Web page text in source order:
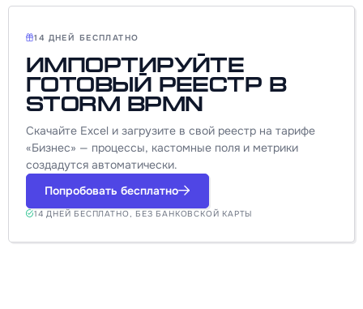
14 ДНЕЙ БЕСПЛАТНО
Импортируйте
готовый реестр в
Storm BPMN
Скачайте Excel и загрузите в свой реестр на тарифе
«Бизнес» — процессы, кастомные поля и метрики
создадутся автоматически.
Попробовать бесплатно
14 ДНЕЙ БЕСПЛАТНО, БЕЗ БАНКОВСКОЙ КАРТЫ